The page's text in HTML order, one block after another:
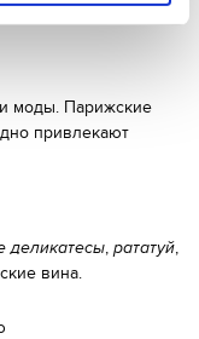
и моды. Парижские
привлекают
деликатесы, рататуй,
вина.